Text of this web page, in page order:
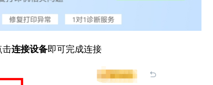
击连接设备即可完成连接